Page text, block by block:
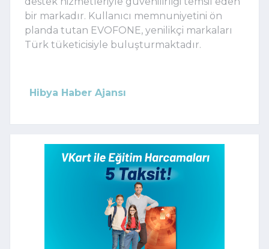
bir markadır. Kullanıcı memnuniyetini ön
planda tutan EVOFONE, yenilikçi markaları
Türk tüketicisiyle buluşturmaktadır.
Hibya Haber Ajansı